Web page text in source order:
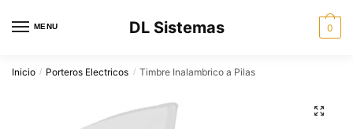
MENU DL Sistemas 0
Inicio / Porteros Electricos / Timbre Inalambrico a Pilas